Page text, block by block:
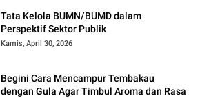
Tata Kelola BUMN/BUMD dalam
Perspektif Sektor Publik
Kamis, April 30, 2026
Begini Cara Mencampur Tembakau
dengan Gula Agar Timbul Aroma dan Rasa